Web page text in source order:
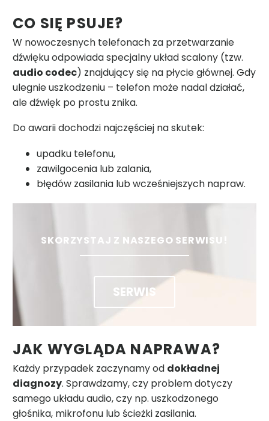
CO SIĘ PSUJE?
W nowoczesnych telefonach za przetwarzanie
dźwięku odpowiada specjalny układ scalony (tzw.
audio codec) znajdujący się na płycie głównej. Gdy
ulegnie uszkodzeniu – telefon może nadal działać,
ale dźwięk po prostu znika.
Do awarii dochodzi najczęściej na skutek:
upadku telefonu,
zawilgocenia lub zalania,
błędów zasilania lub wcześniejszych napraw.
SKORZYSTAJ Z NASZEGO SERWISU!
SERWIS
JAK WYGLĄDA NAPRAWA?
Każdy przypadek zaczynamy od dokładnej
diagnozy. Sprawdzamy, czy problem dotyczy
samego układu audio, czy np. uszkodzonego
głośnika, mikrofonu lub ścieżki zasilania.